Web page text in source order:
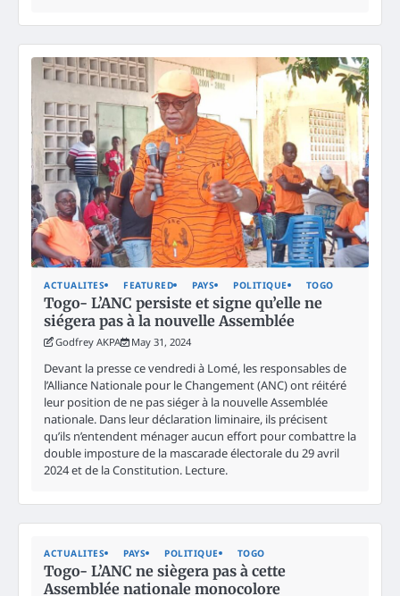
ACTUALITES FEATURED PAYS POLITIQUE TOGO
Togo- L’ANC persiste et signe qu’elle ne
siégera pas à la nouvelle Assemblée
Godfrey AKPA May 31, 2024
Devant la presse ce vendredi à Lomé, les responsables de
l’Alliance Nationale pour le Changement (ANC) ont réitéré
leur position de ne pas siéger à la nouvelle Assemblée
nationale. Dans leur déclaration liminaire, ils précisent
qu’ils n’entendent ménager aucun effort pour combattre la
double imposture de la mascarade électorale du 29 avril
2024 et de la Constitution. Lecture.
ACTUALITES PAYS POLITIQUE TOGO
Togo- L’ANC ne siègera pas à cette
Assemblée nationale monocolore